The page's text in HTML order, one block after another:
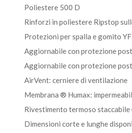
Poliestere 500 D
Rinforzi in poliestere Ripstop
Protezioni per spalla e gomito
Aggiornabile con protezione
Aggiornabile con protezione
AirVent: cerniere di ventilazione
Membrana ® Humax:
Rivestimento termoso
Dimensioni corte e lunghe